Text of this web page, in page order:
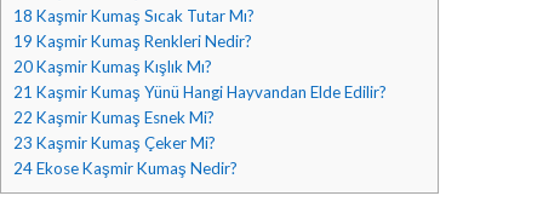
18 Kaşmir Kumaş Sıcak Tutar Mı?
19 Kaşmir Kumaş Renkleri Nedir?
20Kaşmir Kumaş Kışlık Mı?
21 Kaşmir Kumaş Yünü Hangi Hayvandan Elde Edilir?
22 Kaşmir Kumaş Esnek Mi?
23 Kaşmir Kumaş Çeker Mi?
24Ekose Kaşmir Kumaş Nedir?